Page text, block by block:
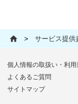
> サービス提供
個人情報の取扱い・利用
よくあるご質問
サイトマップ